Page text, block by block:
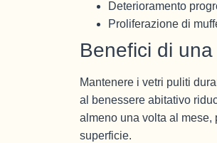
Deterioramento
Proliferazione di
Benefici di
Mantenere i vetri puliti
al benessere abitativo
almeno una volta al mese,
superficie.